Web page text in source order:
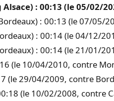
Alsace) : 00:13 (le 05/02/
: 00:13 (le 07/05/
: 00:14 (le 04/12/
: 00:14 (le 21/01/
(le 10/04/2010, contre
(le 29/04/2009, contre
(le 10/02/2008, contre